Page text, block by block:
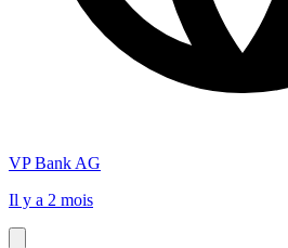
VP Bank AG
Il y a 2 mois